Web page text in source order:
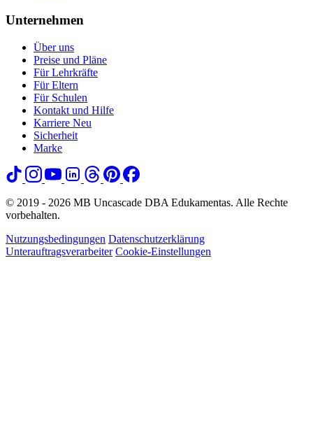
Unternehmen
Über uns
Preise und Pläne
Für Lehrkräfte
Für Eltern
Für Schulen
Kontakt und Hilfe
Karriere Neu
Sicherheit
Marke
© 2019 - 2026 MB Uncascade DBA Edukamentas. Alle Rechte
vorbehalten.
Nutzungsbedingungen Datenschutzerklärung
Unterauftragsverarbeiter Cookie-Einstellungen